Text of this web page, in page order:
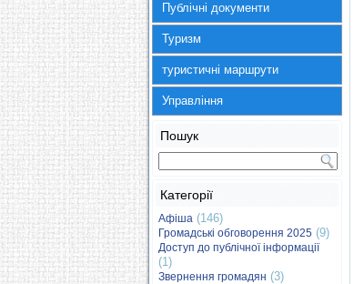
Публічні документи
Туризм
туристичні маршрути
Управління
Пошук
Категорії
Афіша (146)
Громадські обговорення 2025 (9)
Доступ до публічної інформації
(1)
Звернення громадян (3)